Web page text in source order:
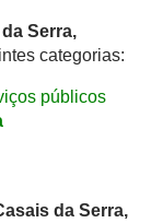
Serra,
categorias:
públicos
da Serra,